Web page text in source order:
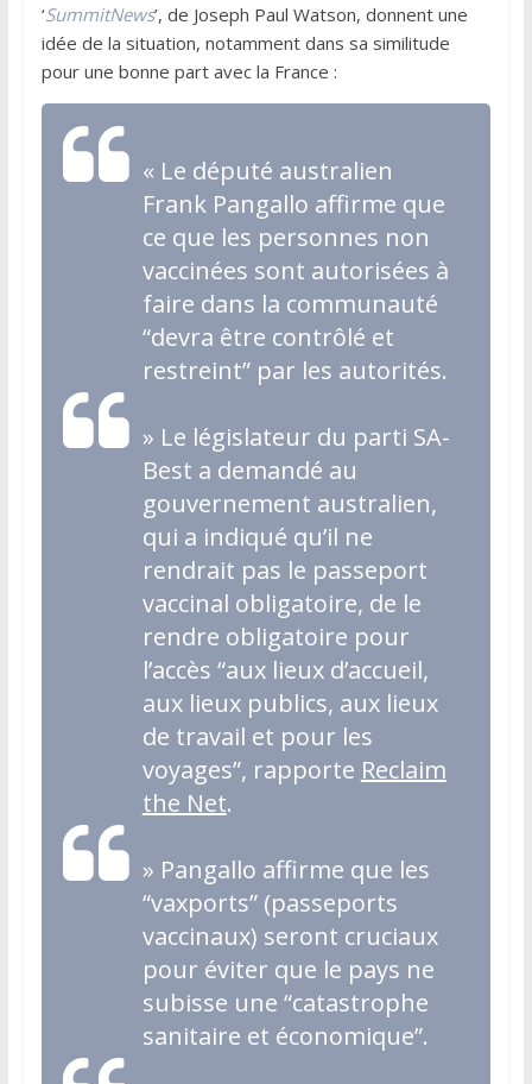
‘SummitNews’, de Joseph Paul Watson, donnent une
idée de la situation, notamment dans sa similitude
pour une bonne part avec la France :
« Le député australien
Frank Pangallo affirme que
ce que les personnes non
vaccinées sont autorisées à
faire dans la communauté
“devra être contrôlé et
restreint” par les autorités.
» Le législateur du parti SA-
Best a demandé au
gouvernement australien,
qui a indiqué qu’il ne
rendrait pas le passeport
vaccinal obligatoire, de le
rendre obligatoire pour
l’accès “aux lieux d’accueil,
aux lieux publics, aux lieux
de travail et pour les
voyages”, rapporte Reclaim
the Net.
» Pangallo affirme que les
“vaxports” (passeports
vaccinaux) seront cruciaux
pour éviter que le pays ne
subisse une “catastrophe
sanitaire et économique”.